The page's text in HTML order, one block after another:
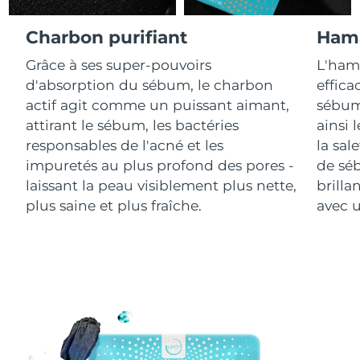
Charbon purifiant
Grâce à ses super-pouvoirs
d'absorption du sébum, le charbon
actif agit comme un puissant aimant,
attirant le sébum, les bactéries
responsables de l'acné et les
impuretés au plus profond des pores -
laissant la peau visiblement plus nette,
plus saine et plus fraîche.
ainsi
la
de
avec
R.A.S. chinoise de
8/12/26
Malaisie Livraison estimée 8/13/26
Malte Livraison estimée 8/10/26
Mexique Livraison estimée 8/14/26
Monaco 8/11/26
Norvège
Oman Livraison estimée